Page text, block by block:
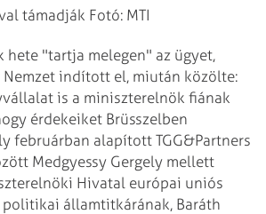
támadják Fotó: MTI
hete "tartja melegen" az ügyet,
Nemzet indított el, miután közölte:
is a miniszterelnök fiának
érdekeiket Brüsszelben
februárban alapított TGG&Partners
Medgyessy Gergely mellett
Hivatal európai uniós
államtitkárának, Baráth